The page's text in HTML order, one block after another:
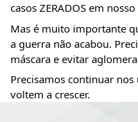
casos ZERADOS em
Mas é muito importante
a guerra não acabou.
máscara e evitar
Precisamos continuar
voltem a crescer.